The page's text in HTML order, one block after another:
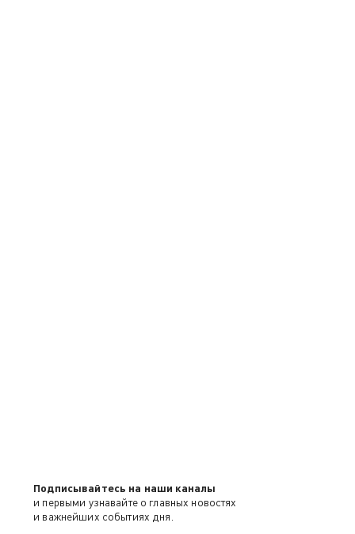
Подписывайтесь на наши каналы
и первыми узнавайте о главных новостях
и важнейших событиях дня.